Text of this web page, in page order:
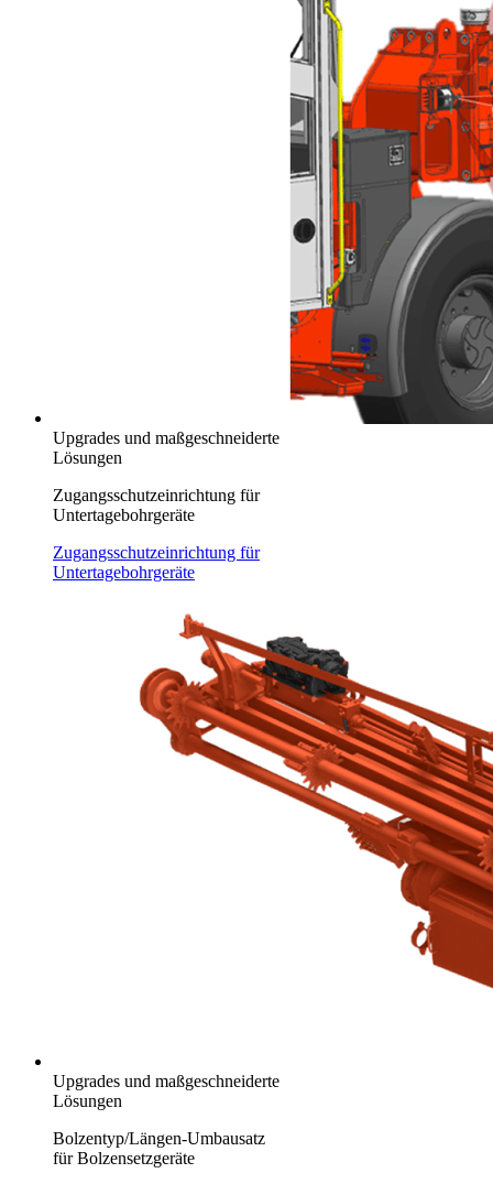
Upgrades und maßgeschneiderte
Lösungen
Zugangsschutzeinrichtung für
Untertagebohrgeräte
Zugangsschutzeinrichtung für
Untertagebohrgeräte
Upgrades und maßgeschneiderte
Lösungen
Bolzentyp/Längen-Umbausatz
für Bolzensetzgeräte